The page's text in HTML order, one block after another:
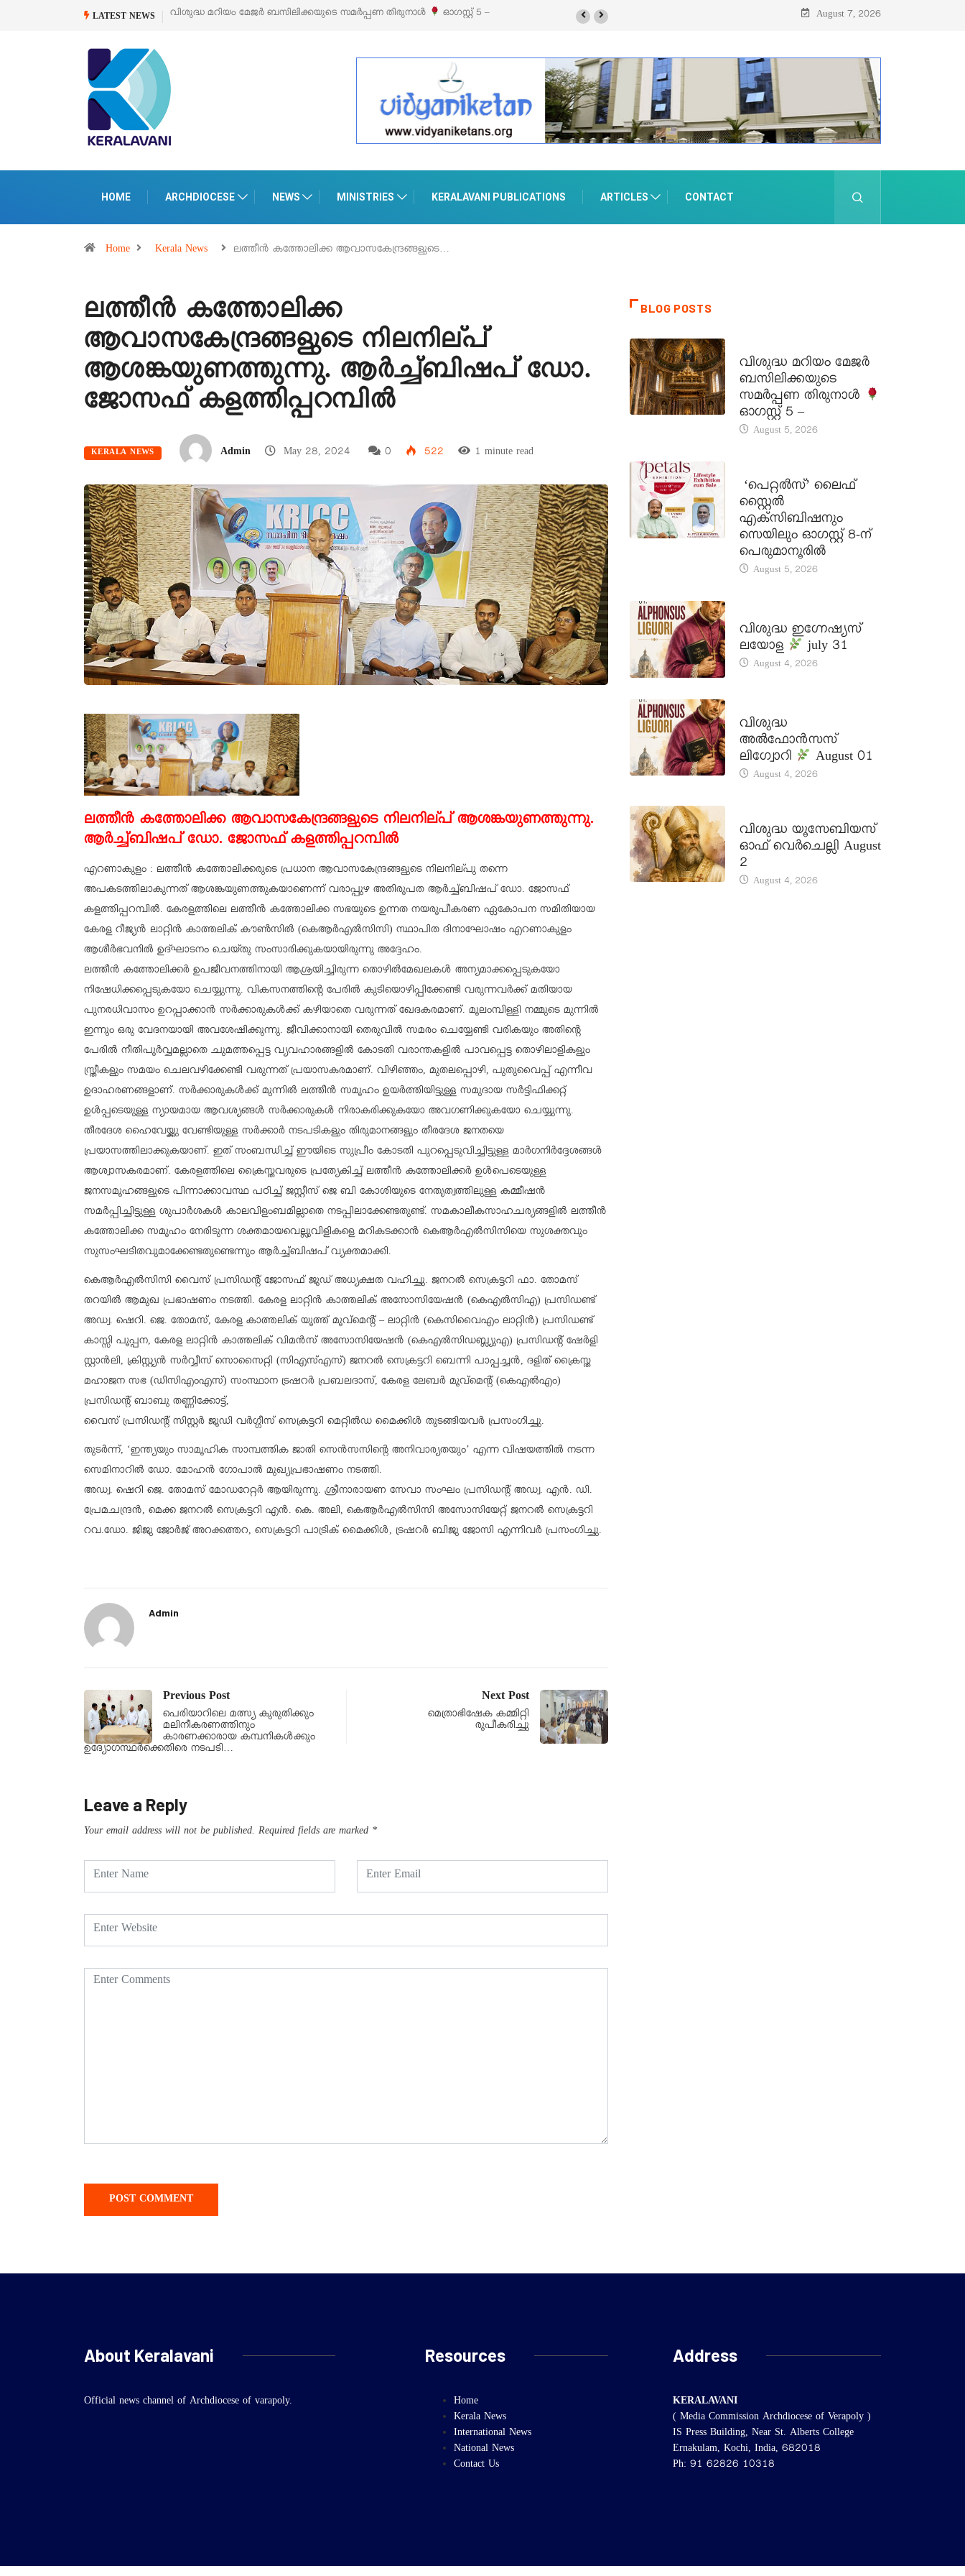
LATEST NEWS
സമർപ്പണ തിരുനാൾ ഓഗസ്റ്റ് 5 –‘പെറ്റൽസ്’ ലൈഫ് സ്റ്റൈൽ എക്സിബിഷനും സെയിലും ഓഗസ്റ്റ് 8-ന്
August 7, 2026
HOME ARCHDIOCESE NEWS MINISTRIES KERALAVANI PUBLICATIONS ARTICLES CONTACT
Home Kerala News ലത്തീന്‍ കത്തോലിക്ക ആവാസകേന്ദ്രങ്ങളുടെ…
ലത്തീന്‍ കത്തോലിക്ക
ആവാസകേന്ദ്രങ്ങളുടെ നിലനില്പ്
ആശങ്കയുണത്തുന്നു. ആർച്ച്ബിഷപ് ഡോ.
ജോസഫ് കളത്തിപ്പറമ്പില്‍
KERALA NEWS Admin May 28, 2024 0 522 1 minute read
ലത്തീന്‍ കത്തോലിക്ക ആവാസകേന്ദ്രങ്ങളുടെ നിലനില്പ് ആശങ്കയുണത്തുന്നു.
ആർച്ച്ബിഷപ് ഡോ. ജോസഫ് കളത്തിപ്പറമ്പില്‍
എറണാകുളം : ലത്തീന്‍ കത്തോലിക്കരുടെ പ്രധാന ആവാസകേന്ദ്രങ്ങളുടെ നിലനില്പു തന്നെ
അപകടത്തിലാകുന്നത് ആശങ്കയുണത്തുകയാണെന്ന് വരാപ്പുഴ അതിരൂപത ആര്‍ച്ച്ബിഷപ് ഡോ. ജോസഫ്
കളത്തിപ്പറമ്പില്‍. കേരളത്തിലെ ലത്തീന്‍ കത്തോലിക്ക സഭയുടെ ഉന്നത നയരൂപീകരണ ഏകോപന സമിതിയായ
കേരള റീജ്യന്‍ ലാറ്റിന്‍ കാത്തലിക് കൗണ്‍സില്‍ (കെആര്‍എല്‍സിസി) സ്ഥാപിത ദിനാഘോഷം എറണാകുളം
ആശീര്‍ഭവനില്‍ ഉദ്ഘാടനം ചെയ്തു സംസാരിക്കുകയായിരുന്നു അദ്ദേഹം.
ലത്തീന്‍ കത്തോലിക്കര്‍ ഉപജീവനത്തിനായി ആശ്രയിച്ചിരുന്ന തൊഴില്‍മേഖലകള്‍ അന്യമാക്കപ്പെടുകയോ
നിഷേധിക്കപ്പെടുകയോ ചെയ്യുന്നു. വികസനത്തിന്റെ പേരില്‍ കുടിയൊഴിപ്പിക്കേണ്ടി വരുന്നവര്‍ക്ക് മതിയായ
പുനരധിവാസം ഉറപ്പാക്കാന്‍ സര്‍ക്കാരുകള്‍ക്ക് കഴിയാതെ വരുന്നത് ഖേദകരമാണ്. മൂലംമ്പിള്ളി നമ്മുടെ മുന്നില്‍
ഇന്നും ഒരു വേദനയായി അവശേഷിക്കുന്നു. ജീവിക്കാനായി തെരുവില്‍ സമരം ചെയ്യേണ്ടി വരികയും അതിന്റെ
പേരില്‍ നീതിപൂര്‍വ്വമല്ലാതെ ചുമത്തപ്പെട്ട വ്യവഹാരങ്ങളില്‍ കോടതി വരാന്തകളില്‍ പാവപ്പെട്ട തൊഴിലാളികളും
സ്ത്രീകളും സമയം ചെലവഴിക്കേണ്ടി വരുന്നത് പ്രയാസകരമാണ്. വിഴിഞ്ഞം, മുതലപ്പൊഴി, പുതുവൈപ്പ് എന്നീവ
ഉദാഹരണങ്ങളാണ്. സര്‍ക്കാരുകള്‍ക്ക് മുന്നില്‍ ലത്തീൻ സമൂഹം ഉയര്‍ത്തിയിട്ടുള്ള സമുദായ സര്‍ട്ടിഫിക്കറ്റ്
ഉള്‍പ്പടെയുള്ള ന്യായമായ ആവശ്യങ്ങള്‍ സര്‍ക്കാരുകള്‍ നിരാകരിക്കുകയോ അവഗണിക്കുകയോ ചെയ്യുന്നു.
തീരദേശ ഹൈവേയ്ക്കു വേണ്ടിയുള്ള സര്‍ക്കാര്‍ നടപടികളും തിരുമാനങ്ങളും തീരദേശ ജനതയെ
പ്രയാസത്തിലാക്കുകയാണ്. ഇത് സംബന്ധിച്ച് ഈയിടെ സുപ്രീം കോടതി പുറപ്പെടുവിച്ചിട്ടുള്ള മാര്‍ഗനിര്‍ദ്ദേശങ്ങള്‍
ആശ്വാസകരമാണ്. കേരളത്തിലെ ക്രൈസ്തവരുടെ പ്രത്യേകിച്ച് ലത്തീന്‍ കത്തോലിക്കര്‍ ഉള്‍പെടെയുള്ള
ജനസമൂഹങ്ങളുടെ പിന്നാക്കാവസ്ഥ പഠിച്ച് ജസ്റ്റീസ് ജെ ബി കോശിയുടെ നേതൃത്വത്തിലുള്ള കമ്മീഷന്‍
സമര്‍പ്പിച്ചിട്ടുള്ള ശുപാര്‍ശകള്‍ കാലവിളംബമില്ലാതെ നടപ്പിലാക്കേണ്ടതുണ്ട്. സമകാലീകസാഹചര്യങ്ങളില്‍ ലത്തീന്‍
കത്തോലിക്ക സമൂഹം നേരിടുന്ന ശക്തമായവെല്ലുവിളികളെ മറികടക്കാന്‍ കെആര്‍എല്‍സിസിയെ സുശക്തവും
സുസംഘടിതവുമാക്കേണ്ടതുണ്ടെന്നും ആര്‍ച്ച്ബിഷപ് വ്യക്തമാക്കി.
കെആര്‍എല്‍സിസി വൈസ് പ്രസിഡന്റ് ജോസഫ് ജൂഡ് അധ്യക്ഷത വഹിച്ചു. ജനറല്‍ സെക്രട്ടറി ഫാ. തോമസ്
തറയില്‍ ആമുഖ പ്രഭാഷണം നടത്തി. കേരള ലാറ്റിന്‍ കാത്തലിക് അസോസിയേഷന്‍ (കെഎല്‍സിഎ) പ്രസിഡണ്ട്
അഡ്വ. ഷെറി. ജെ. തോമസ്, കേരള കാത്തലിക് യൂത്ത് മൂവ്മെന്റ് – ലാറ്റിന്‍ (കെസിവൈഎം ലാറ്റിന്‍) പ്രസിഡണ്ട്
കാസ്സി പൂപ്പന, കേരള ലാറ്റിന്‍ കാത്തലിക് വിമന്‍സ് അസോസിയേഷന്‍ (കെഎല്‍സിഡബ്ല്യുഎ) പ്രസിഡന്റ് ഷേര്‍ളി
സ്റ്റാന്‍ലി, ക്രിസ്റ്റ്യന്‍ സര്‍വ്വീസ് സൊസൈറ്റി (സിഎസ്എസ്) ജനറല്‍ സെക്രട്ടറി ബെന്നി പാപ്പച്ചന്‍, ദളിത് ക്രൈസ്ത
മഹാജന സഭ (ഡിസിഎംഎസ്) സംസ്ഥാന ട്രഷറര്‍ പ്രബലദാസ്, കേരള ലേബര്‍ മൂവ്മെന്റ് (കെഎല്‍എം)
പ്രസിഡന്റ് ബാബു തണ്ണിക്കോട്ട്,
വൈസ് പ്രസിഡന്റ് സിസ്റ്റര്‍ ജൂഡി വര്‍ഗ്ഗീസ് സെക്രട്ടറി മെറ്റില്‍ഡ മൈക്കിള്‍ തുടങ്ങിയവര്‍ പ്രസംഗിച്ചു.
തുടര്‍ന്ന്, ‘ഇന്ത്യയും സാമൂഹിക സാമ്പത്തിക ജാതി സെന്‍സസിന്റെ അനിവാര്യതയും’ എന്ന വിഷയത്തില്‍ നടന്ന
സെമിനാറില്‍ ഡോ. മോഹന്‍ ഗോപാല്‍ മുഖ്യപ്രഭാഷണം നടത്തി.
അഡ്വ. ഷെറി ജെ. തോമസ് മോഡറേറ്റര്‍ ആയിരുന്നു. ശ്രീനാരായണ സേവാ സംഘം പ്രസിഡന്റ് അഡ്വ. എന്‍. ഡി.
പ്രേമചന്ദ്രന്‍, മെക്ക ജനറല്‍ സെക്രട്ടറി എന്‍. കെ. അലി, കെആര്‍എല്‍സിസി അസോസിയേറ്റ് ജനറല്‍ സെക്രട്ടറി
റവ.ഡോ. ജിജു ജോർജ് അറക്കത്തറ, സെക്രട്ടറി പാട്രിക് മൈക്കിള്‍, ട്രഷറര്‍ ബിജു ജോസി എന്നിവര്‍ പ്രസംഗിച്ചു.
Admin
Previous Post
പെരിയാറിലെ മത്സ്യ കുരുതിക്കും
മലിനീകരണത്തിനും
കാരണക്കാരായ കമ്പനികൾക്കും
ഉദ്യോഗസ്ഥർക്കെതിരെ നടപടി…
Next Post
മെത്രാഭിഷേക കമ്മിറ്റി
രൂപീകരിച്ചു
Leave a Reply
Your email address will not be published. Required fields are marked *
BLOG POSTS
വിശുദ്ധ മറിയം മേജർ
ബസിലിക്കയുടെ
സമർപ്പണ തിരുനാൾ
ഓഗസ്റ്റ് 5 –
August 5, 2026
‘പെറ്റൽസ്’ ലൈഫ്
സ്റ്റൈൽ
എക്സിബിഷനും
സെയിലും ഓഗസ്റ്റ് 8-ന്
പെരുമാനൂരിൽ
August 5, 2026
വിശുദ്ധ ഇഗ്നേഷ്യസ്
ലയോള
july 31
August 4, 2026
വിശുദ്ധ
അൽഫോൻസസ്
ലിഗ്വോറി
August 01
August 4, 2026
വിശുദ്ധ യൂസേബിയസ്
ഓഫ് വെർചെല്ലി August
2
August 4, 2026
About Keralavani
Official news channel of Archdiocese of varapoly.
Resources
Home
Kerala News
International News
National News
Contact Us
Address
KERALAVANI
( Media Commission Archdiocese of Verapoly )
IS Press Building, Near St. Alberts College
Ernakulam, Kochi, India, 682018
Ph: 91 62826 10318